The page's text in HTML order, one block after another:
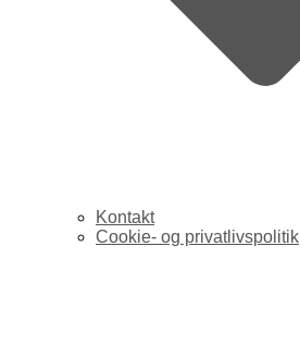
Kontakt
Cookie- og privatlivspolitik